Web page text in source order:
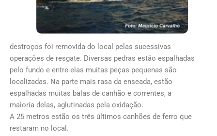
destroços foi removida do local pelas sucessivas
operações de resgate. Diversas pedras estão espalhadas
pelo fundo e entre elas muitas peças pequenas são
localizadas. Na parte mais rasa da enseada, estão
espalhadas muitas balas de canhão e correntes, a
maioria delas, aglutinadas pela oxidação.
A 25 metros estão os três últimos canhões de ferro que
restaram no local.